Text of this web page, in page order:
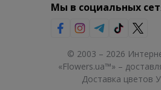
Мы в социальных
© 2003 – 2026
«Flowers.ua™» –
Доставка цветов